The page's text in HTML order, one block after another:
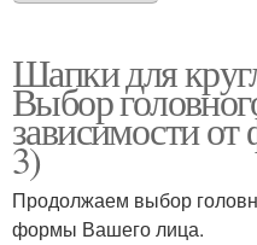
Шапки для
Выбор
зависимости
3)
Продолжаем выбор
формы Вашего лица.